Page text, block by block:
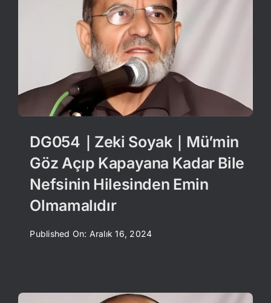
DG054｜Zeki Soyak｜Mü’min
Göz Açıp Kapayana Kadar Bile
Nefsinin Hilesinden Emin
Olmamalıdır
Published On: Aralık 16, 2024